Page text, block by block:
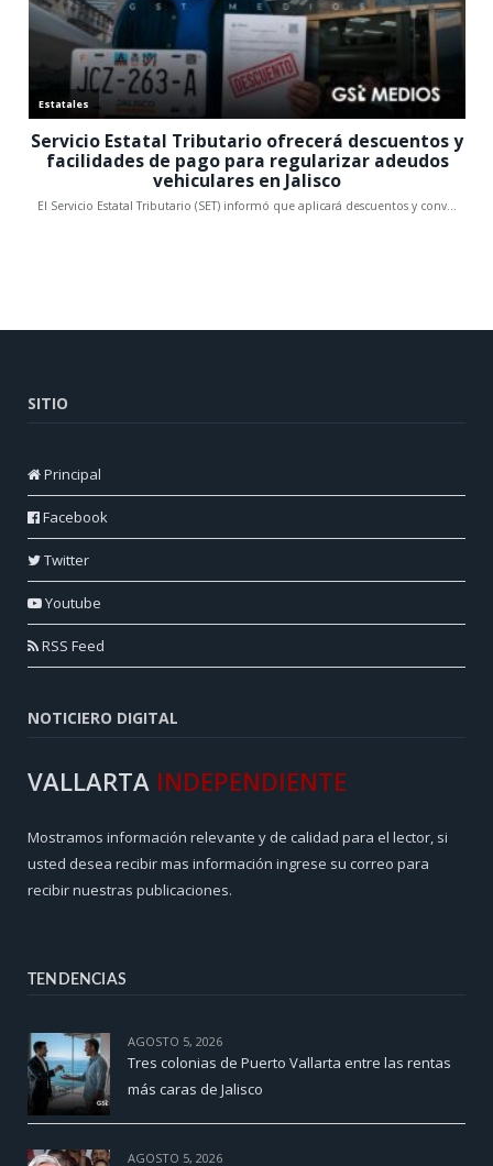
SITIO
Principal
Facebook
Twitter
Youtube
RSS Feed
NOTICIERO DIGITAL
VALLARTA INDEPENDIENTE
Mostramos información relevante y de calidad para el lector, si
usted desea recibir mas información ingrese su correo para
recibir nuestras publicaciones.
TENDENCIAS
AGOSTO 5, 2026
Tres colonias de Puerto Vallarta entre las rentas
más caras de Jalisco
AGOSTO 5, 2026